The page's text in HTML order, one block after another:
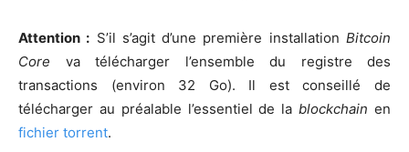
Attention : S’il s’agit d’une première installationBitcoin
Core va télécharger l’ensemble du registre des
transactions (environ 32 Go). Il est conseillé de
télécharger au préalable l’essentiel de lablockchain en
fichier torrent.